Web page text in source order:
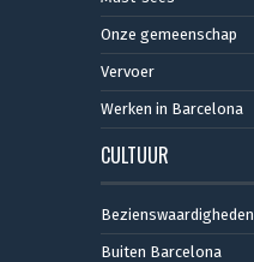
Onze gemeenschap
Vervoer
Werken in Barcelona
CULTUUR
Bezienswaardigheden
Buiten Barcelona